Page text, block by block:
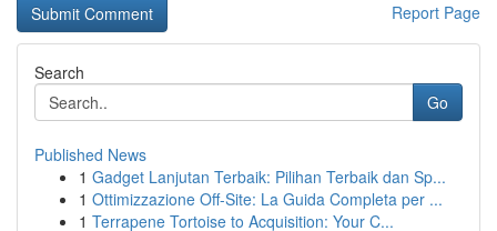
Report Page
Search
Go
Published News
1 Gadget Lanjutan Terbaik: Pilihan Terbaik dan Sp...
1 Ottimizzazione Off-Site: La Guida Completa per ...
1 Terrapene Tortoise to Acquisition: Your C...